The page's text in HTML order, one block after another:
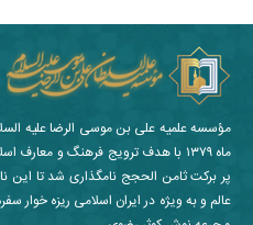
مؤسسه علمیه علی بن موسی الرضا علیه
ماه ۱۳۷۹ با هدف ترویج فرهنگ و
پر برکت ثامن الحجج نامگذاری شد تا این
عالم و به ویژه در ایران اسلامی ریزه خوار